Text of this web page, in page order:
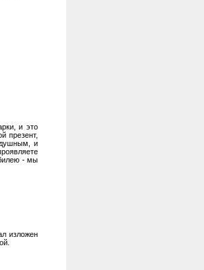
и это
презент,
и
- мы
изложен